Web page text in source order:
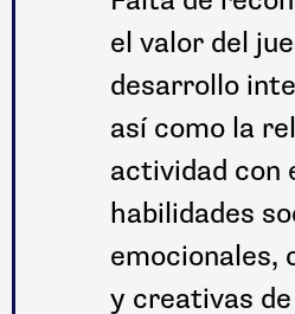
el valor del
desarrollo
así como la
actividad con
habilidades
emocionales,
y creativas